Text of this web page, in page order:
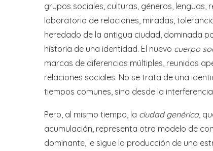
grupos sociales, culturas, géneros, lenguas,
laboratorio de relaciones, miradas,
heredado de la antigua ciudad, dominada
historia de una identidad. El nuevo cuerpo
marcas de diferencias múltiples, reunidas
relaciones sociales. No se trata de una
tiempos comunes, sino desde la
Pero, al mismo tiempo, la ciudad genérica,
acumulación, representa otro modelo de
dominante, le sigue la producción de una